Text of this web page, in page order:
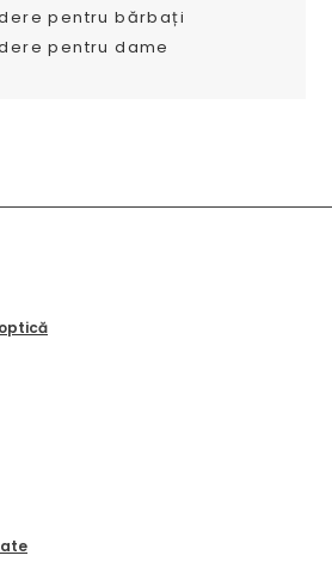
pentru bărbați
pentru dame